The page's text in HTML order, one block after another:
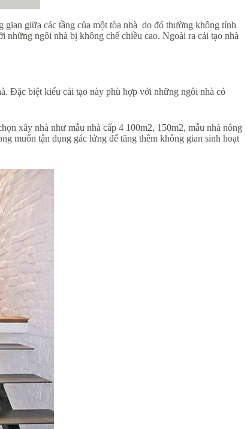
giữa các tầng của một tòa nhà do đó thường không tính
những ngôi nhà bị không chế chiều cao. Ngoài ra cải tạo nhà
Đặc biệt kiểu cải tạo này phù hợp với những ngôi nhà có
xây nhà như mẫu nhà cấp 4 100m2, 150m2, mẫu nhà nông
muốn tận dụng gác lửng để tăng thêm không gian sinh hoạt